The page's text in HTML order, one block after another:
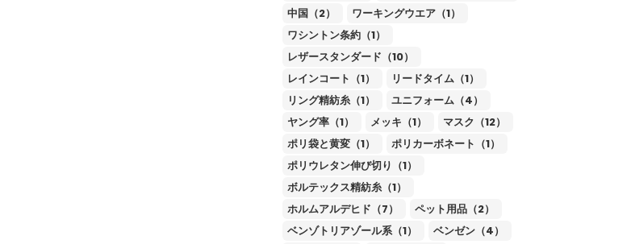
中国（2）
ワーキングウエア（1）
ワシントン条約（1）
レザースタンダード（10）
レインコート（1）
リードタイム（1）
リング精紡糸（1）
ユニフォーム（4）
ヤング率（1）
メッキ（1）
マスク（12）
ポリ袋と黄変（1）
ポリカーボネート（1）
ポリウレタン伸び切り（1）
ボルテックス精紡糸（1）
ホルムアルデヒド（7）
ペット用品（2）
ベンゾトリアゾール系（1）
ベンゼン（4）